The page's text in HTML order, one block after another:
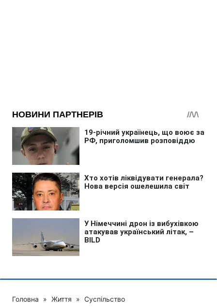
Головна » Життя » Суспільство